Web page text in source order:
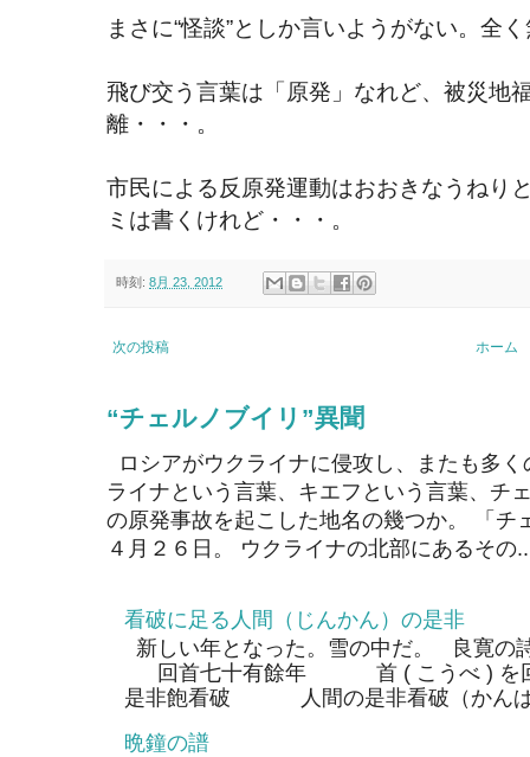
まさに“怪談”としか言いようがない。全
飛び交う言葉は「原発」なれど、被災地
離・・・。
市民による反原発運動はおおきなうねり
ミは書くけれど・・・。
時刻: 8月 23, 2012
次の投稿 ホーム
“チェルノブイリ”異聞
ロシアがウクライナに侵攻し、またも多
ライナという言葉、キエフという言葉、チ
の原発事故を起こした地名の幾つか。 「チ
４月２６日。 ウクライナの北部にあるその
看破に足る人間（じんかん）の是非
新しい年となった。雪の中だ。 良寛の
回首七十有餘年 首 ( こうべ ) を回
是非飽看破 人間の是非看破（かん
晩鐘の譜